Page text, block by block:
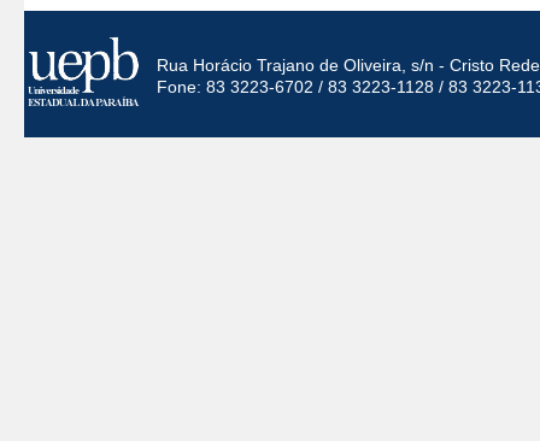
Rua Horácio Trajano de Oliveira, s/n - Cristo
Fone: 83 3223-6702 / 83 3223-1128 / 83 3223-